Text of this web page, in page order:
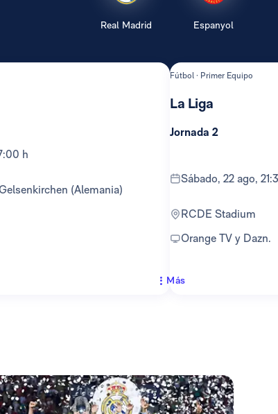
Real Madrid
h
Gelsenkirchen (Alemania)
Espanyol
Fútbol · Primer Equipo
La Liga
Jornada 2
sábado, 22 ago,
RCDE Stadium
Orange TV y Dazn.
Más